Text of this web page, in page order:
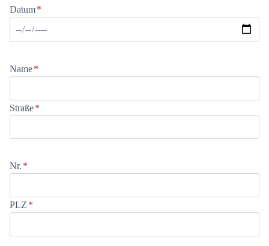
Datum*
Name*
Straße*
Nr. *
PLZ *